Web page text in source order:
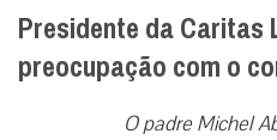
Presidente da
preocupação com o
O padre Michel